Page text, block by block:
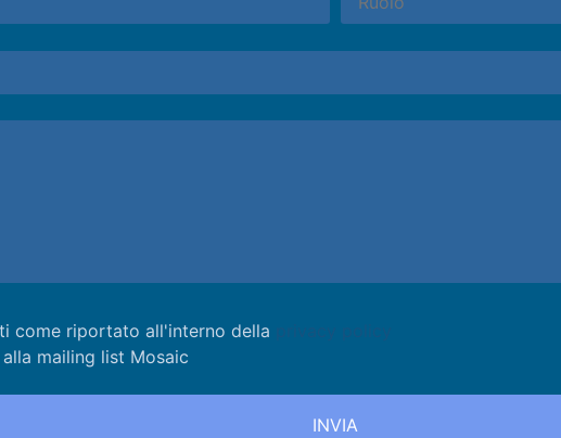
come riportato all'interno della
mailing list Mosaic